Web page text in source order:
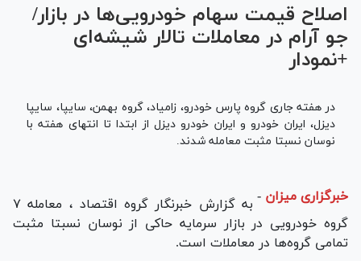
اصلاح قیمت سهام خودرو‌یی‌ها در بازار/
جو آرام در معاملات تالار شیشه‌ای
+نمودار
در هفته جاری گروه پارس خودرو، زامیاد، گروه بهمن، سایپا، سایپا
دیزل، ایران خودرو و ایران خودرو دیزل از ابتدا تا انتهای هفته با
نوسان نسبتا مثبت معامله شدند.
خبرگزاری میزان -
به گزارش خبرنگار گروه اقتصاد ، معامله ۷
گروه خودرویی در بازار سرمایه حاکی از نوسان نسبتا مثبت
تمامی گروه‌ها در معاملات است.